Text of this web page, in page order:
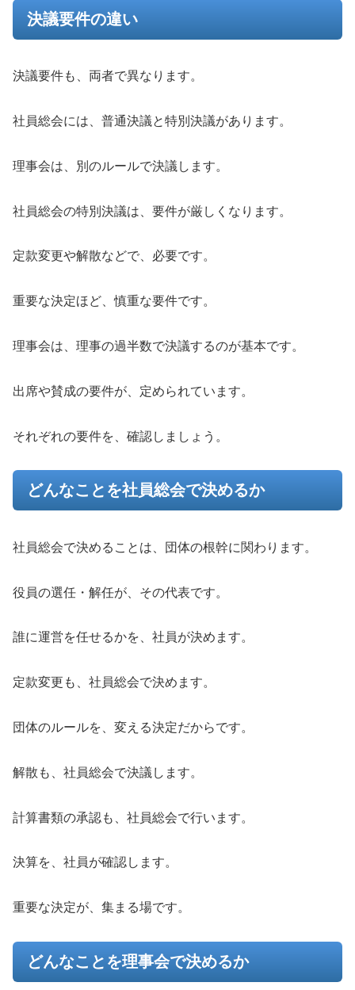
決議要件の違い
決議要件も、両者で異なります。
社員総会には、普通決議と特別決議があります。
理事会は、別のルールで決議します。
社員総会の特別決議は、要件が厳しくなります。
定款変更や解散などで、必要です。
重要な決定ほど、慎重な要件です。
理事会は、理事の過半数で決議するのが基本です。
出席や賛成の要件が、定められています。
それぞれの要件を、確認しましょう。
どんなことを社員総会で決めるか
社員総会で決めることは、団体の根幹に関わります。
役員の選任・解任が、その代表です。
誰に運営を任せるかを、社員が決めます。
定款変更も、社員総会で決めます。
団体のルールを、変える決定だからです。
解散も、社員総会で決議します。
計算書類の承認も、社員総会で行います。
決算を、社員が確認します。
重要な決定が、集まる場です。
どんなことを理事会で決めるか